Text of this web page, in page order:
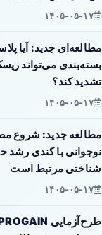
۱۴۰۵-۰۵-۱۷
مطالعه‌ای جدید: آیا
بسته‌بندی می‌تواند
تشدید کند؟
۱۴۰۵-۰۵-۱۷
مطالعه جدید: شروع
نوجوانی با کندی رشد
شناختی مرتبط است
۱۴۰۵-۰۵-۱۷